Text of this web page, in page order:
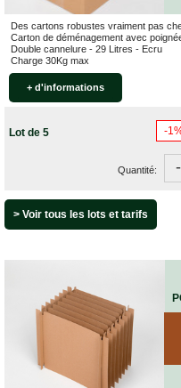
Des cartons robustes vraiment pas
Carton de déménagement avec
Double cannelure - 29 Litres - Ecru
Charge 30Kg max
+ d'informations
Lot de 5 -
Quantité: -
> Voir tous les lots et tarifs